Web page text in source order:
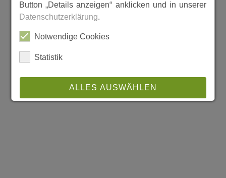
Button „Details anzeigen“ anklicken und in unserer
Datenschutzerklärung.
Notwendige Cookies
Statistik
ALLES AUSWÄHLEN